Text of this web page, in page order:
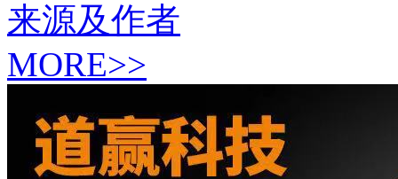
来源及作者
MORE>>